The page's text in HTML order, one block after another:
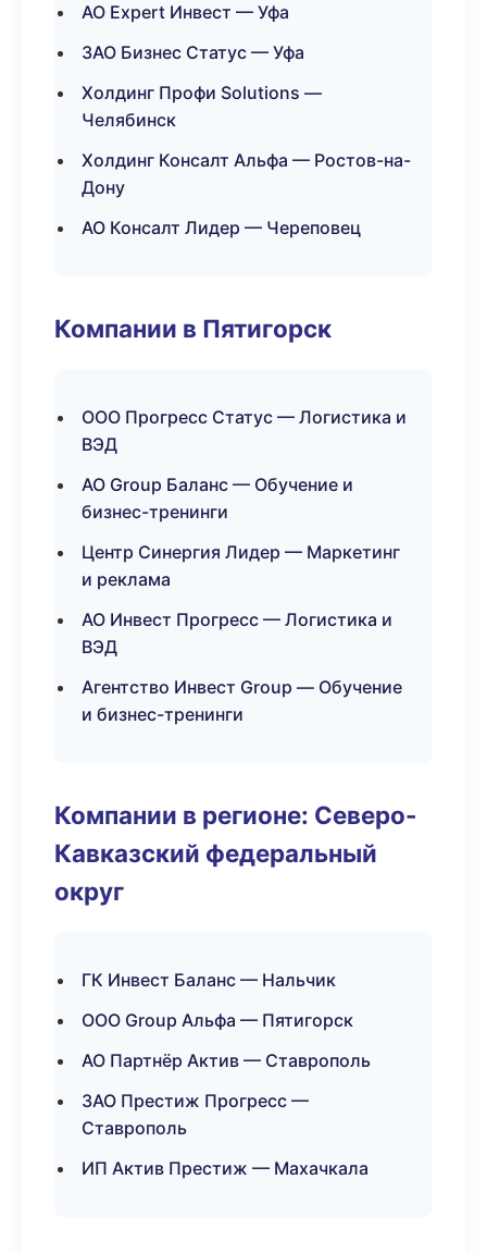
АО Expert Инвест — Уфа
ЗАО Бизнес Статус — Уфа
Холдинг Профи Solutions —
Челябинск
Холдинг Консалт Альфа — Ростов-на-
Дону
АО Консалт Лидер — Череповец
Компании в Пятигорск
ООО Прогресс Статус — Логистика и
ВЭД
АО Group Баланс — Обучение и
бизнес-тренинги
Центр Синергия Лидер — Маркетинг
и реклама
АО Инвест Прогресс — Логистика и
ВЭД
Агентство Инвест Group — Обучение
и бизнес-тренинги
Компании в регионе: Северо-
Кавказский федеральный
округ
ГК Инвест Баланс — Нальчик
ООО Group Альфа — Пятигорск
АО Партнёр Актив — Ставрополь
ЗАО Престиж Прогресс —
Ставрополь
ИП Актив Престиж — Махачкала